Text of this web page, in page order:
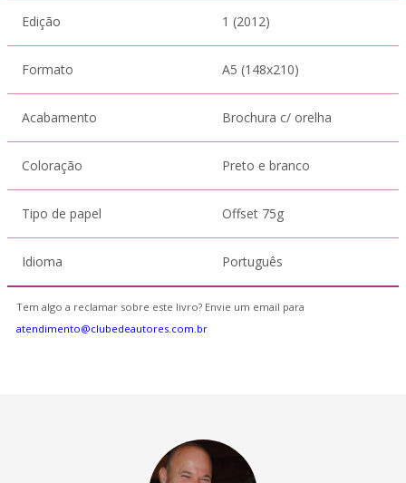
Edição 1 (2012)
Formato A5 (148x210)
Acabamento Brochura c/ orelha
Coloração Preto e branco
Tipo de papel Offset 75g
Idioma Português
Tem algo a reclamar sobre este livro? Envie um email para
atendimento@clubedeautores.com.br